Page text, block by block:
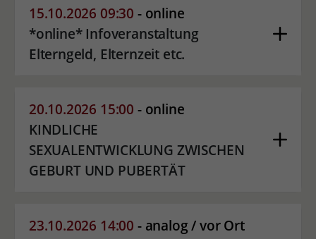
15.10.2026 09:30 - online
*online* Infoveranstaltung
Elterngeld, Elternzeit etc.
20.10.2026 15:00 - online
KINDLICHE
SEXUALENTWICKLUNG ZWISCHEN
GEBURT UND PUBERTÄT
23.10.2026 14:00 - analog / vor Ort